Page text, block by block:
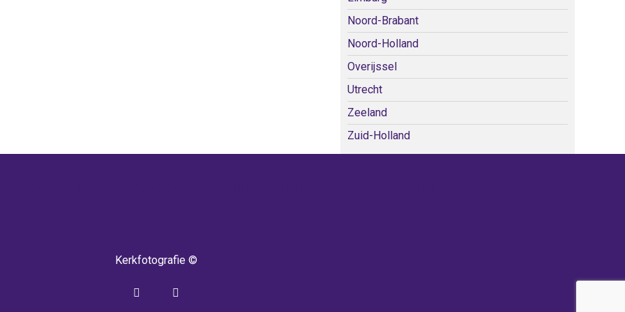
Noord-Brabant
Noord-Holland
Overijssel
Utrecht
Zeeland
Zuid-Holland
Kerkfotografie ©